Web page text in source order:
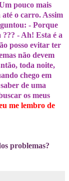
pouco mais
o carro. Assim
- Porque
- Ah! Esta é a
posso evitar ter
não devem
toda noite,
chego em
de uma
os meus
me lembro de
problemas?